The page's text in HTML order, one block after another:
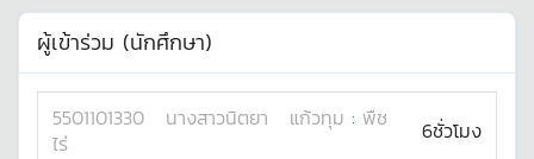
ผู้เข้าร่วม (นักศึกษา)
5501101330 นางสาวนิตยา แก้วทุม : พืช
ไร่
6ชั่วโมง